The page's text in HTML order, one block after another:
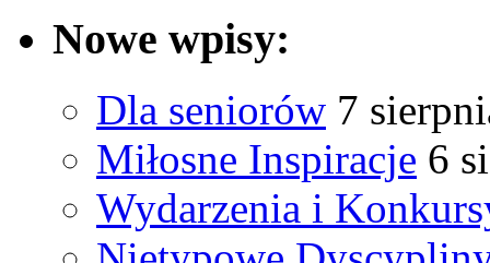
Nowe wpisy:
Dla seniorów 7
Miłosne Inspiracje 6
Wydarzenia i